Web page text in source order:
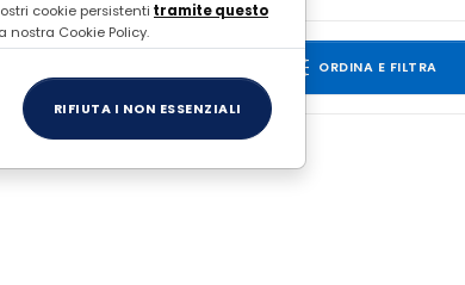
ORDINA E FILTRA
cookie persistenti tramite questo
nostra Cookie Policy.
RIFIUTA I NON ESSENZIALI